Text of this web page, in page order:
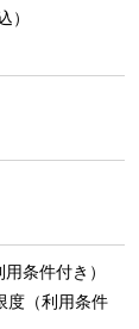
）
条件付き）
度（利用条件